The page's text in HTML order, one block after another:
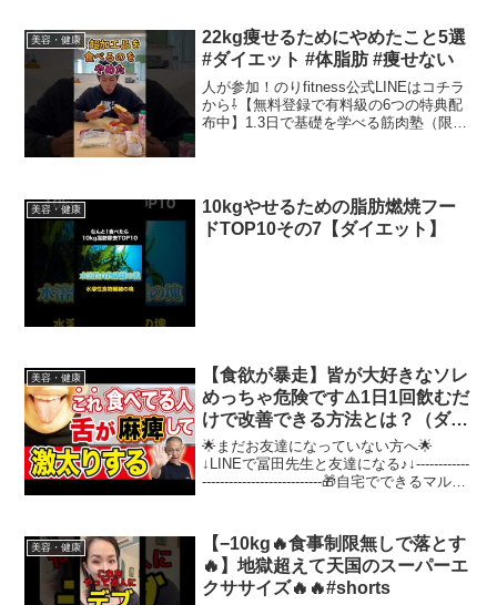
【12分】ぶらぶらするだけで1日勝手に...
美容・健康
22kg痩せるためにやめたこと5選
#ダイエット #体脂肪 #痩せない
人が参加！のりfitness公式LINEはコチラ
から⇩【無料登録で有料級の6つの特典配
布中】1.3日で基礎を学べる筋肉塾（限定
美容・健康
10kgやせるための脂肪燃焼フー
ドTOP10その7【ダイエット】
美容・健康
【食欲が暴走】皆が大好きなソレ
めっちゃ危険です⚠️1日1回飲むだ
けで改善できる方法とは？（ダイ
エット・脂肪燃焼・食事制限）
🌟まだお友達になっていない方へ🌟
↓LINEで冨田先生と友達になる♪↓------------
---------------------------🎁自宅でできるマル秘
美容・健康
【−10kg🔥食事制限無しで落とす
🔥】地獄超えて天国のスーパーエ
クササイズ🔥🔥#shorts